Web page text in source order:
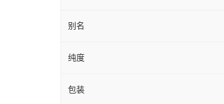
别名
纯度
包装